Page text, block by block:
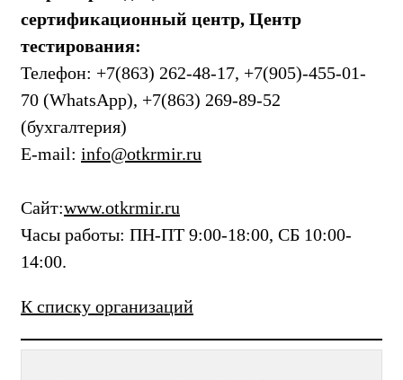
сертификационный центр, Центр
тестирования:
Телефон: +7(863) 262-48-17, +7(905)-455-01-
70 (WhatsApp), +7(863) 269-89-52
(бухгалтерия)
E-mail: info@otkrmir.ru
Сайт:www.otkrmir.ru
Часы работы: ПН-ПТ 9:00-18:00, СБ 10:00-
14:00.
К списку организаций